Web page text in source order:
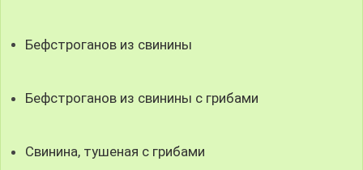
Бефстроганов из свинины
Бефстроганов из свинины с грибами
Свинина, тушеная с грибами